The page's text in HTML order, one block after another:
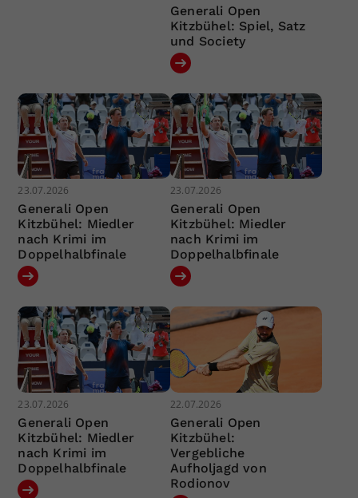
Generali Open
Kitzbühel: Spiel, Satz
und Society
23.07.2026
Generali Open
Kitzbühel: Miedler
nach Krimi im
Doppelhalbfinale
23.07.2026
Generali Open
Kitzbühel: Miedler
nach Krimi im
Doppelhalbfinale
23.07.2026
Generali Open
Kitzbühel: Miedler
nach Krimi im
Doppelhalbfinale
22.07.2026
Generali Open
Kitzbühel:
Vergebliche
Aufholjagd von
Rodionov